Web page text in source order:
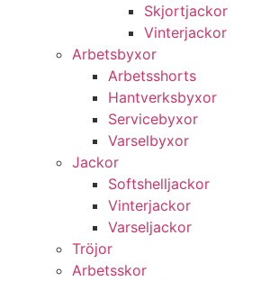
Skjortjackor
Vinterjackor
Arbetsbyxor
Arbetsshorts
Hantverksbyxor
Servicebyxor
Varselbyxor
Jackor
Softshelljackor
Vinterjackor
Varseljackor
Tröjor
Arbetsskor